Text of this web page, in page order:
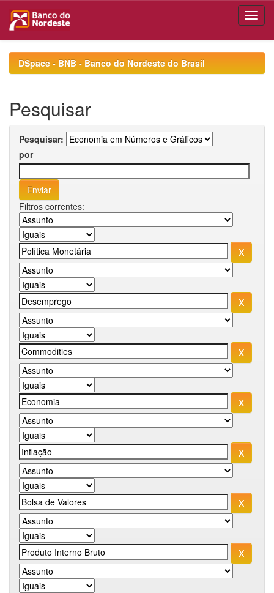
navigationDSpace - BNB - Banco do Nordeste do Brasil
Pesquisar
Pesquisar:
por
Filtros correntes: